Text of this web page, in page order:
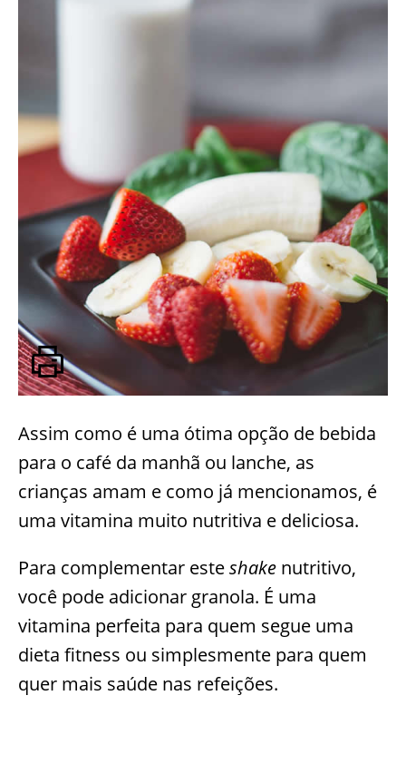
Assim como é uma ótima opção de bebida
para o café da manhã ou lanche, as
crianças amam e como já mencionamos, é
uma vitamina muito nutritiva e deliciosa.
Para complementar esteshake nutritivo,
você pode adicionar granola. É uma
vitamina perfeita para quem segue uma
dieta fitness ou simplesmente para quem
quer mais saúde nas refeições.